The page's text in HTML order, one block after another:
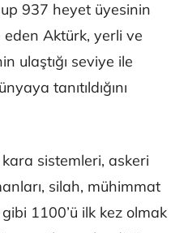
937 heyet üyesinin
eden Aktürk, yerli ve
ulaştığı seviye ile
tanıtıldığını
sistemleri, askeri
silah, mühimmat
1100’ü ilk kez olmak